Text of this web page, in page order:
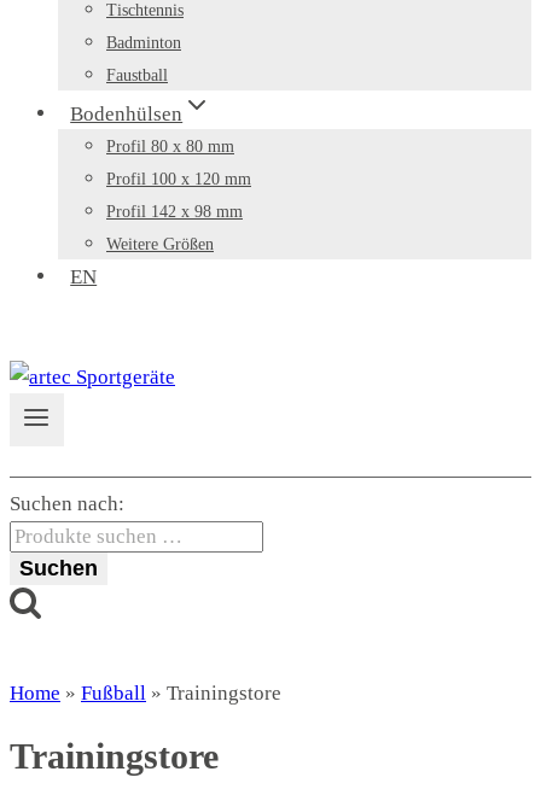
Tischtennis
Badminton
Faustball
Bodenhülsen
Profil 80 x 80 mm
Profil 100 x 120 mm
Profil 142 x 98 mm
Weitere Größen
EN
Suchen nach:
Suchen
Home » Fußball » Trainingstore
Trainingstore